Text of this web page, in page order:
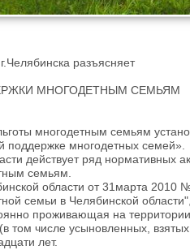
разъясняет
МНОГОДЕТНЫМ СЕМЬЯМ
многодетным семьям
многодетных семей».
действует ряд нормативных
семьям.
области от 31марта
семьи в Челябинской
проживающая на
том числе усыновленных,
лет.